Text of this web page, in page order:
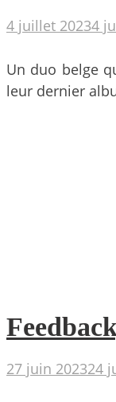
4 juillet 20234
Un duo belge
leur dernier
27 juin 202324